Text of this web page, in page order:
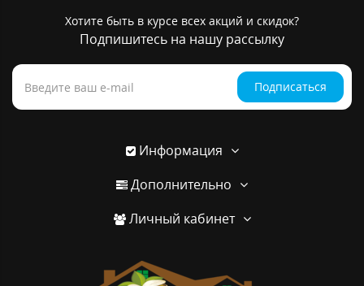
Хотите быть в курсе всех акций и скидок?
Подпишитесь на нашу рассылку
Подписаться
Информация
Дополнительно
Личный кабинет